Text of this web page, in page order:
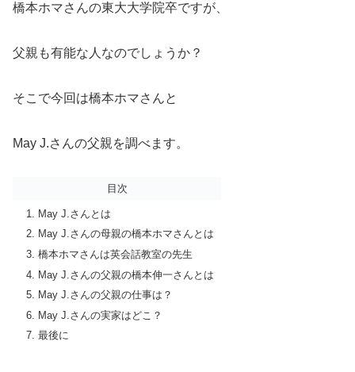
橋本ホマさんの東大大学院卒ですが、
父親も有能な人なのでしょうか？
そこで今回は橋本ホマさんと
May J.さんの父親を調べます。
目次
May J.さんとは
May J.さんの母親の橋本ホマさんとは
橋本ホマさんは英会話教室の先生
May J.さんの父親の橋本伸一さんとは
May J.さんの父親の仕事は？
May J.さんの実家はどこ？
最後に